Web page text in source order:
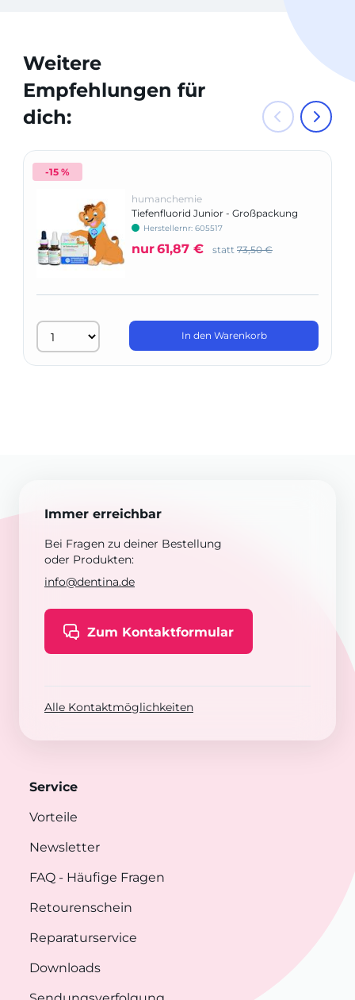
Weitere
Empfehlungen für
dich:
-15 %
humanchemie
Tiefenfluorid Junior - Großpackung
Herstellernr: 605517
nur61,87 € statt 73,50 €
In den Warenkorb
Immer erreichbar
Bei Fragen zu deiner Bestellung
oder Produkten:
info@dentina.de
Zum Kontaktformular
Alle Kontaktmöglichkeiten
Service
Vorteile
Newsletter
FAQ - Häufige Fragen
Retourenschein
Reparaturservice
Downloads